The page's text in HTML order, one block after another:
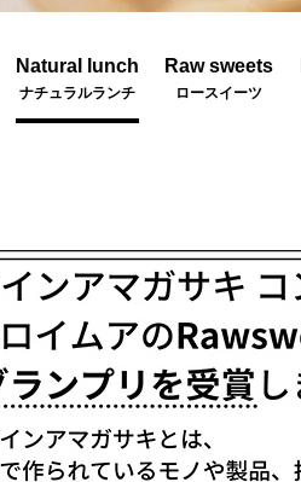
Natural lunch
ナチュラルランチ
Raw sweets
ロースイーツ